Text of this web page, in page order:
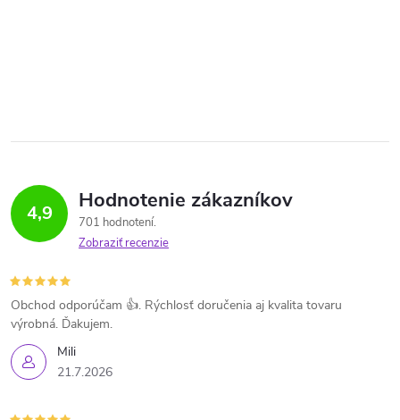
4,9 Hodnotenie zákazníkov
701 hodnotení
Zobraziť recenzie
Mili
21.7.2026
Obchod odporúčam 👍. Rýchlosť doručenia aj kvalita tovaru
výrobná. Ďakujem.